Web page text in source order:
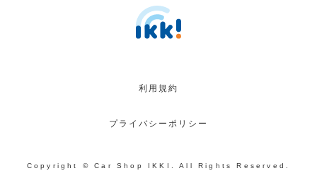
利用規約
プライバシーポリシー
Copyright © Car Shop IKKI. All Rights Reserved.